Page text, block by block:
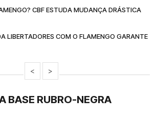
CBF ESTUDA MUDANÇA DRÁSTICA
LIBERTADORES COM O FLAMENGO GARANTE
< >
BASE RUBRO-NEGRA